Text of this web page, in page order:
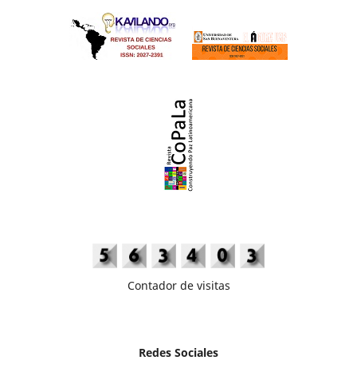
Contador de visitas
Redes Sociales